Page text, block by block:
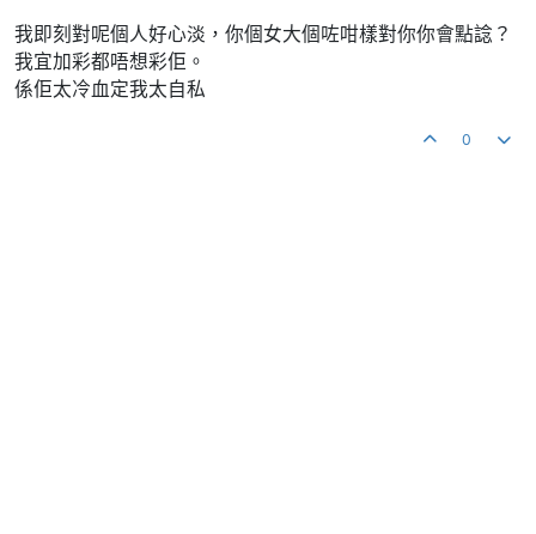
我即刻對呢個人好心淡，你個女大個咗咁樣對你你會點諗？
我宜加彩都唔想彩佢。
係佢太冷血定我太自私
0